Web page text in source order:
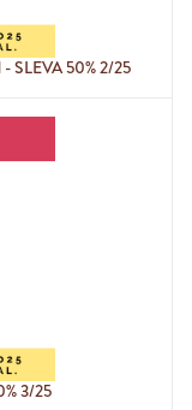
SLEVA 50% 2/25
3/25